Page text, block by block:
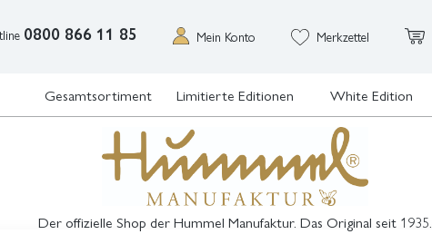
0800 866 11 85 Mein Konto Merkzettel
Gesamtsortiment Limitierte Editionen White Edition
Der offizielle Shop der Hummel Manufaktur. Das Original seit 1935.